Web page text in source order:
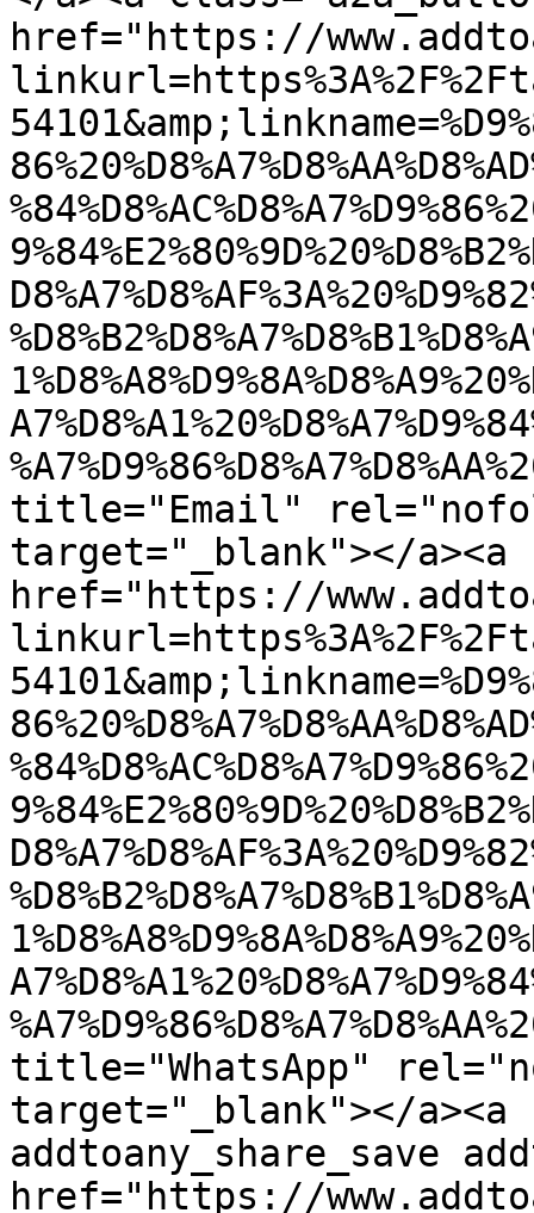
href="https://
title="Email"
target="_blank"></a><a
href="https://
title="WhatsApp"
target="_blank"></a><a
addtoany_share_save
href="https://